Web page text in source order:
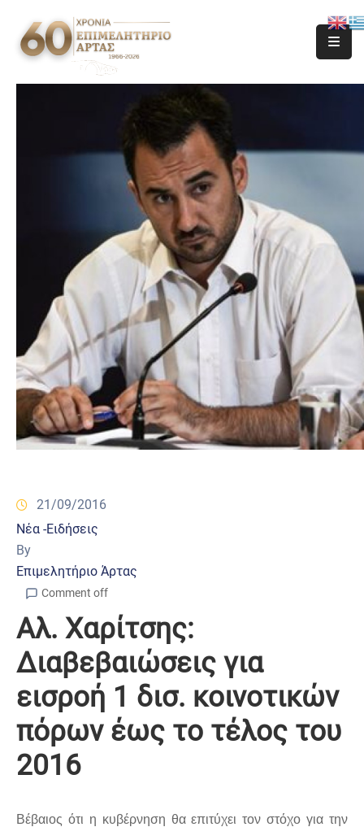
21/09/2016
Νέα -Ειδήσεις
By
Επιμελητήριο Άρτας
Comment off
Αλ. Χαρίτσης:
Διαβεβαιώσεις για
εισροή 1 δισ. κοινοτικών
πόρων έως το τέλος του
2016
Βέβαιος ότι η κυβέρνηση θα επιτύχει τον στόχο για την